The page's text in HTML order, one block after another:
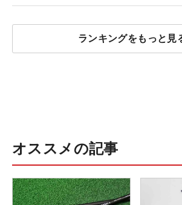
ランキングをもっと見
オススメの記事